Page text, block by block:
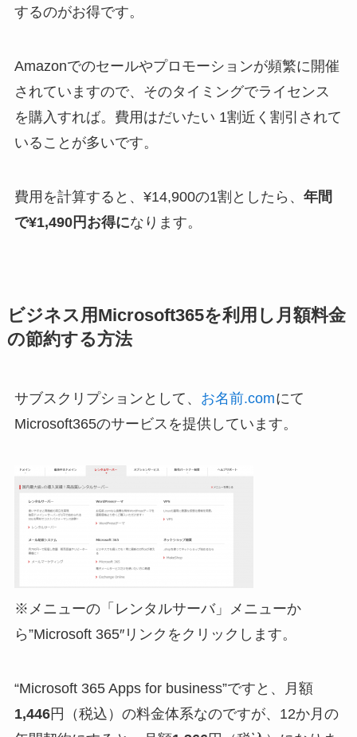
するのがお得です。
Amazonでのセールやプロモーションが頻繁に開催
されていますので、そのタイミングでライセンス
を購入すれば。費用はだいたい 1割近く割引されて
いることが多いです。
費用を計算すると、¥14,900の1割としたら 、 年間
で¥1,490円お得になります。
ビジネス用Microsoft365を利用し月額料金
の節約する方法
サブスクリプションとして、 お名前.comにて
Microsoft365のサービスを提供しています。
※メニューの「レンタルサーバ」メニューか
ら”Microsoft 365″リンクをクリックします。
“Microsoft 365 Apps for business”ですと、月額
1,446円（税込）の料金体系なのですが、12か月の